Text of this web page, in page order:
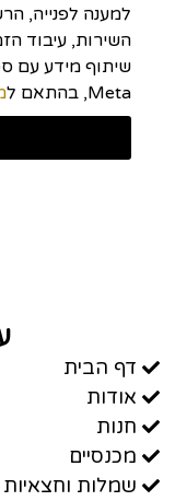
למענה לפנייה,
השירות, עיבוד
Meta, בהתאם ל
דף הבית
אודות
חנות
מכנסיים
שמלות וחצאיות